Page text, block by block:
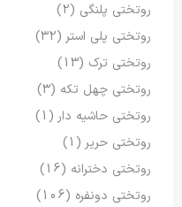
روتختی پلنگی (2)
روتختی پلی استر(32)
روتختی ترک (13)
روتختی چهل تکه (3)
روتختی حاشیه دار(1)
روتختی حریر(1)
روتختی دخترانه (16)
روتختی دونفره (106)